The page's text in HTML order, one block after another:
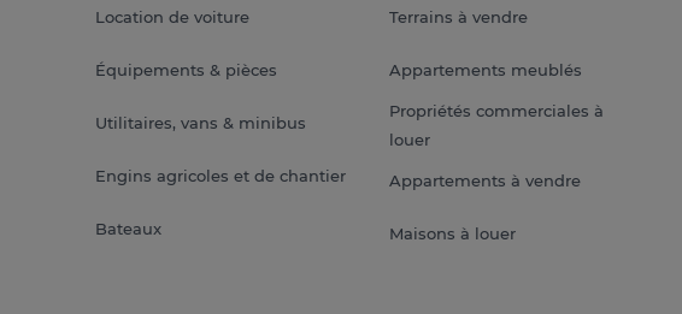
Location de voiture
Équipements & pièces
Utilitaires, vans & minibus
Engins agricoles et de chantier
Bateaux
Terrains à vendre
Appartements meublés
Propriétés commerciales à
louer
Appartements à vendre
Maisons à louer